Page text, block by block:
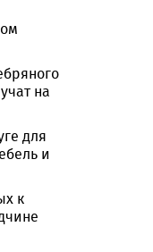
на
для
и
к